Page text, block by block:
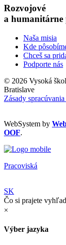
Rozvojové
a
Naša misia
Kde
Chceš sa
Podporte nás
© 2026 Vysoká
Bratislave
Zásady
WebSystem by
OOF.
Pracoviská
SK
Čo si prajete
×
Výber jazyka